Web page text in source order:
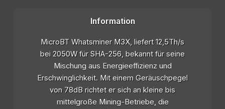
Information
MicroBT Whatsminer M3X, liefert 12,5Th/s
bei 2050W für SHA-256, bekannt für seine
Mischung aus Energieeffizienz und
Erschwinglichkeit. Mit einem Geräuschpegel
von 78dB richtet er sich an kleine bis
mittelgroße Mining-Betriebe, die